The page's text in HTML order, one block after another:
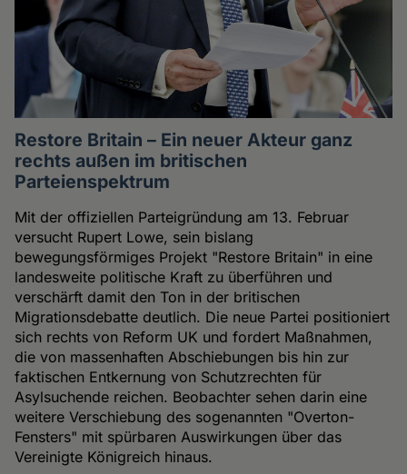
Restore Britain – Ein neuer Akteur ganz
rechts außen im britischen
Parteienspektrum
Mit der offiziellen Parteigründung am 13. Februar
versucht Rupert Lowe, sein bislang
bewegungsförmiges Projekt "Restore Britain" in eine
landesweite politische Kraft zu überführen und
verschärft damit den Ton in der britischen
Migrationsdebatte deutlich. Die neue Partei positioniert
sich rechts von Reform UK und fordert Maßnahmen,
die von massenhaften Abschiebungen bis hin zur
faktischen Entkernung von Schutzrechten für
Asylsuchende reichen. Beobachter sehen darin eine
weitere Verschiebung des sogenannten "Overton-
Fensters" mit spürbaren Auswirkungen über das
Vereinigte Königreich hinaus.